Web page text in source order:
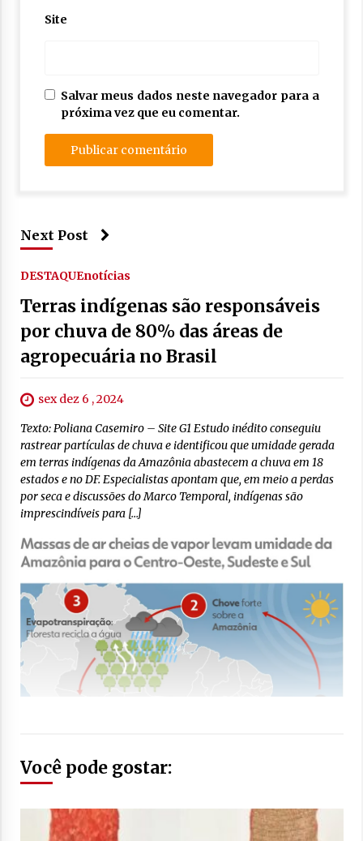
Site
Salvar meus dados neste navegador para a
próxima vez que eu comentar.
Next Post
DESTAQUEnotícias
Terras indígenas são responsáveis
por chuva de 80% das áreas de
agropecuária no Brasil
sex dez 6 , 2024
Texto: Poliana Casemiro – Site G1 Estudo inédito conseguiu
rastrear partículas de chuva e identificou que umidade gerada
em terras indígenas da Amazônia abastecem a chuva em 18
estados e no DF. Especialistas apontam que, em meio a perdas
por seca e discussões do Marco Temporal, indígenas são
imprescindíveis para […]
Você pode gostar: